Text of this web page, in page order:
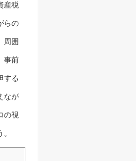
産税
らの
周囲
事前
する
なが
の視